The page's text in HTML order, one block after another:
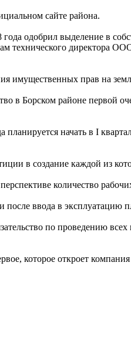
сайте района.
одобрил выделение в
технического директора
прав на
в Борском районе первой
начать в I
в создание каждой из
количество
ввода в эксплуатацию
по проведению
которое откроет